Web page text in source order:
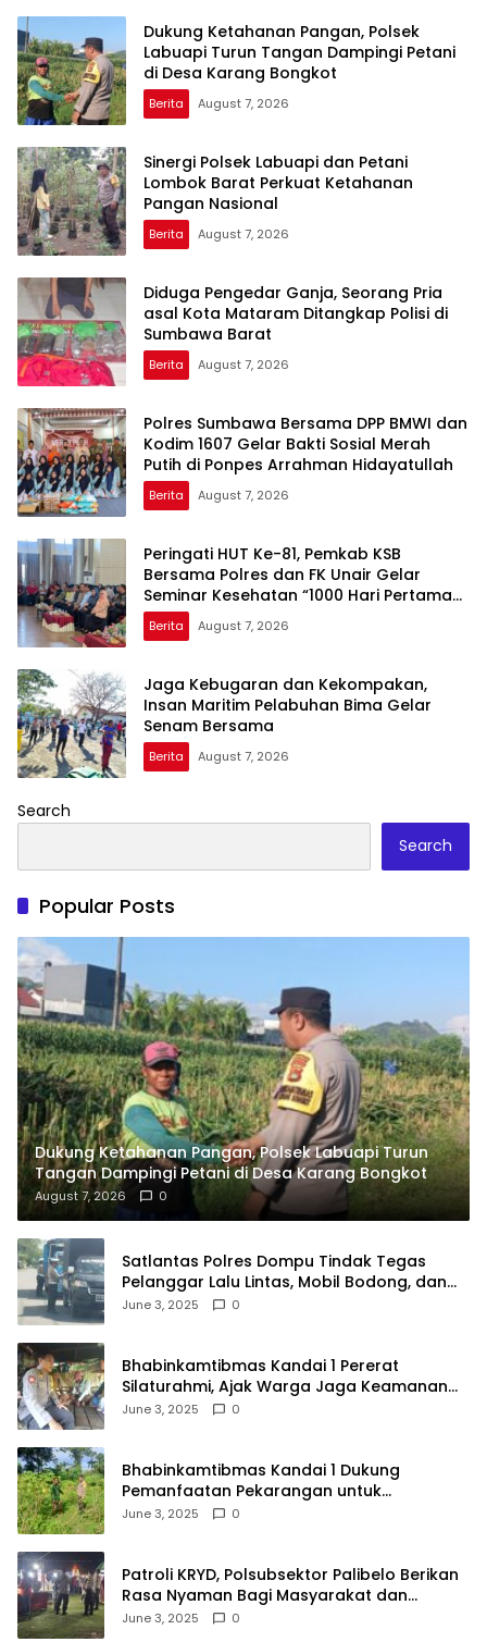
Dukung Ketahanan Pangan, Polsek
Labuapi Turun Tangan Dampingi Petani
di Desa Karang Bongkot
Berita August 7, 2026
Sinergi Polsek Labuapi dan Petani
Lombok Barat Perkuat Ketahanan
Pangan Nasional
Berita August 7, 2026
Diduga Pengedar Ganja, Seorang Pria
asal Kota Mataram Ditangkap Polisi di
Sumbawa Barat
Berita August 7, 2026
Polres Sumbawa Bersama DPP BMWI dan
Kodim 1607 Gelar Bakti Sosial Merah
Putih di Ponpes Arrahman Hidayatullah
Berita August 7, 2026
Peringati HUT Ke-81, Pemkab KSB
Bersama Polres dan FK Unair Gelar
Seminar Kesehatan “1000 Hari Pertama
Kehidupan”
Berita August 7, 2026
Jaga Kebugaran dan Kekompakan,
Insan Maritim Pelabuhan Bima Gelar
Senam Bersama
Berita August 7, 2026
Search
Search
Popular Posts
Dukung Ketahanan Pangan, Polsek Labuapi Turun
Tangan Dampingi Petani di Desa Karang Bongkot
August 7, 2026 0
Satlantas Polres Dompu Tindak Tegas
Pelanggar Lalu Lintas, Mobil Bodong, dan
Kendaraan Tak Bayar Pajak
June 3, 2025 0
Bhabinkamtibmas Kandai 1 Pererat
Silaturahmi, Ajak Warga Jaga Keamanan
Lingkungan
June 3, 2025 0
Bhabinkamtibmas Kandai 1 Dukung
Pemanfaatan Pekarangan untuk
Ketahanan Pangan Menuju Indonesia Emas
June 3, 2025 0
Patroli KRYD, Polsubsektor Palibelo Berikan
Rasa Nyaman Bagi Masyarakat dan
Antisipasi Aksi Menjurus Premanisme
June 3, 2025 0